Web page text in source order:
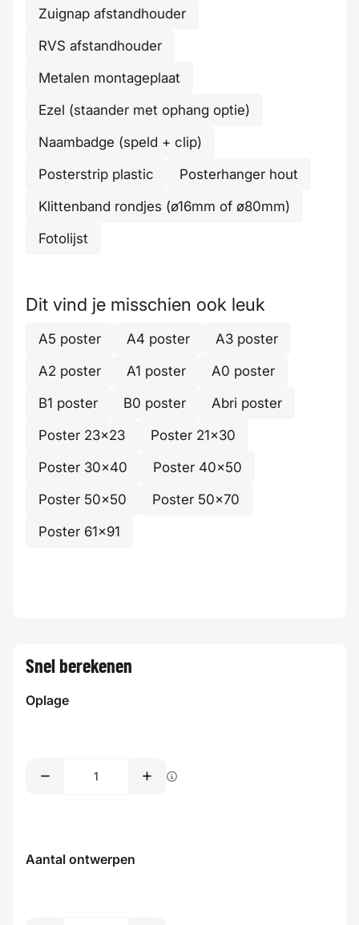
Zuignap afstandhouder
RVS afstandhouder
Metalen montageplaat
Ezel (staander met ophang optie)
Naambadge (speld + clip)
Posterstrip plastic
Posterhanger hout
Klittenband rondjes (ø16mm of ø80mm)
Fotolijst
Dit vind je misschien ook leuk
A5 poster A4 poster
A3 poster
A2 poster
A1 poster
A0 poster
B1 poster
B0 poster
Abri poster
Poster 23x23
Poster 21x30
Poster 30x40
Poster 40x50
Poster 50x50
Poster 50x70
Poster 61x91
Snel berekenen
Oplage
Aantal ontwerpen